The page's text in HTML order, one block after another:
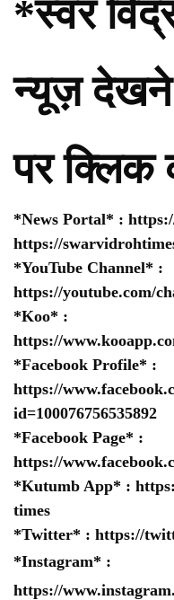
*स्वर
न्यूज़
पर क्लिक
*News Portal* :
https://
*YouTube Channel* :
https://youtube.com/
*Koo* :
https://
*Facebook Profile* :
https://
id=100076756535892
*Facebook Page* :
https://
*Kutumb App* :
times
*Twitter* : https://
*Instagram* :
https://